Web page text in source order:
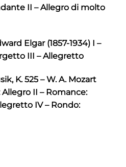
II – Allegro di molto
Elgar (1857-1934) I –
III – Allegretto
K. 525 – W. A. Mozart
Allegro II – Romance:
IV – Rondo: